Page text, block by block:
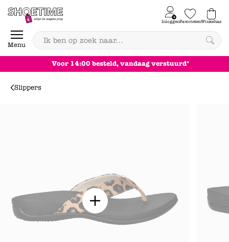
Skip to content
Menu
InloggenFavorietenWinkeltas
0
Achteraf betalen
Slippers